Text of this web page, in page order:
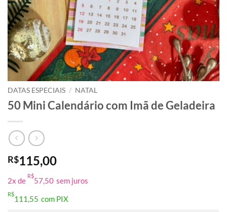
DATAS ESPECIAIS / NATAL
50 Mini Calendário com Imã de Geladeira
R$115,00
2x de
R$
57,50 sem juros
R$
111,55 com PIX